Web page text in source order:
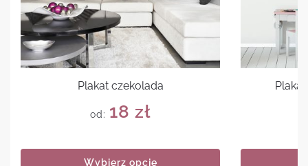
Plakat czekolada
od: 18 zł
Wybierz opcje